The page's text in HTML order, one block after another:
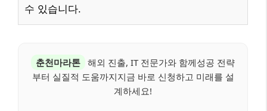
수 있습니다.
춘천마라톤 해외 진출, IT 전문가와 함께성공 전략
부터 실질적 도움까지지금 바로 신청하고 미래를 설
계하세요!